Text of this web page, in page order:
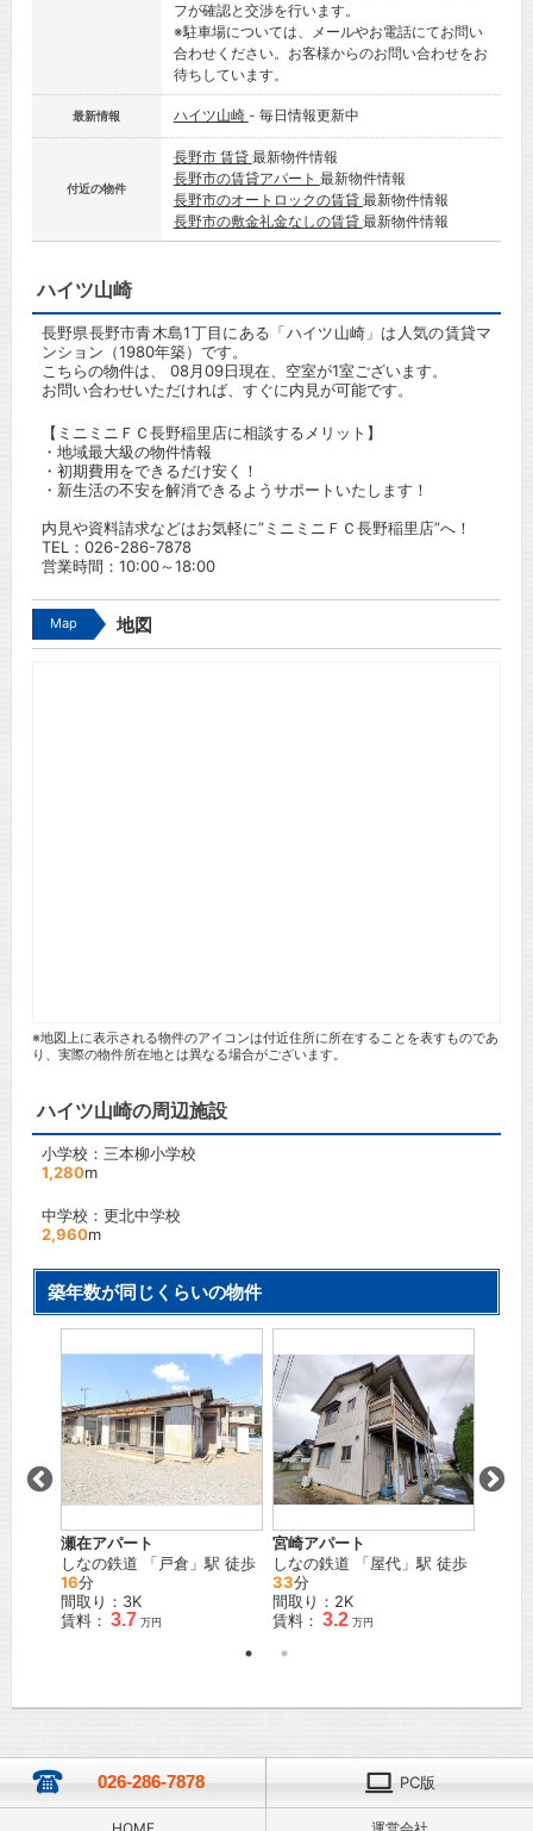
フが確認と交渉を行います。
※駐車場については、メールやお電話にてお問い
合わせください。お客様からのお問い合わせをお
待ちしています。
最新情報 ハイツ山崎 - 毎日情報更新中
付近の物件
長野市 賃貸 最新物件情報
長野市の賃貸アパート 最新物件情報
長野市のオートロックの賃貸 最新物件情報
長野市の敷金礼金なしの賃貸 最新物件情報
ハイツ山崎
長野県長野市青木島1丁目にある「ハイツ山崎」は人気の賃貸マ
ンション（1980年築）です。
こちらの物件は、 08月09日現在、空室が1室ございます。
お問い合わせいただければ、すぐに内見が可能です。
【ミニミニＦＣ長野稲里店に相談するメリット】
・地域最大級の物件情報
・初期費用をできるだけ安く！
・新生活の不安を解消できるようサポートいたします！
内見や資料請求などはお気軽に”ミニミニＦＣ長野稲里店”へ！
TEL： 026-286-7878
営業時間：10:00～18:00
Map 地図
※地図上に表示される物件のアイコンは付近住所に所在することを表すものであ
り、実際の物件所在地とは異なる場合がございます。
ハイツ山崎の周辺施設
小学校：三本柳小学校
1,280m
中学校：更北中学校
2,960m
築年数が同じくらいの物件
瀬在アパート
しなの鉄道 「戸倉 」駅 徒歩
16分
間取り：3K
賃料： 3.7 万円
宮崎アパート
しなの鉄道 「屋代 」駅 徒歩
33分
間取り：2K
賃料： 3.2 万円
026-286-7878 PC版